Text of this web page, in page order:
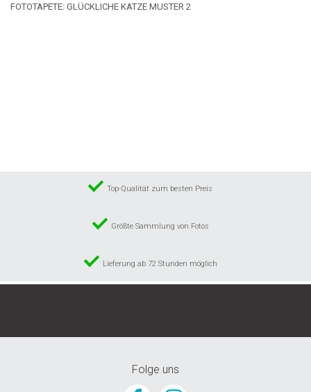
FOTOTAPETE: GLÜCKLICHE KATZE MUSTER 2
Top-Qualität zum besten Preis
Größte Sammlung von Fotos
Lieferung ab 72 Stunden möglich
Folge uns